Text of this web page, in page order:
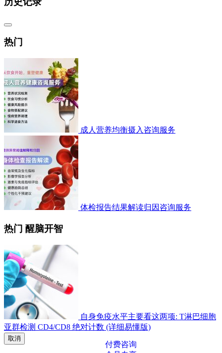
热门
成人营养均衡摄入咨询服务
体检报告结果解读归因咨询服务
热门 醒脑开智
自身免疫水平主要看这两项: T淋巴细胞
亚群检测 CD4/CD8 绝对计数 (详细易懂版)
取消
付费咨询